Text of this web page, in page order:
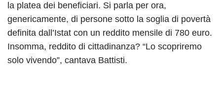
la platea dei beneficiari. Si parla per ora,
genericamente, di persone sotto la soglia di povertà
definita dall’Istat con un reddito mensile di 780 euro.
Insomma, reddito di cittadinanza? “Lo scopriremo
solo vivendo”, cantava Battisti.